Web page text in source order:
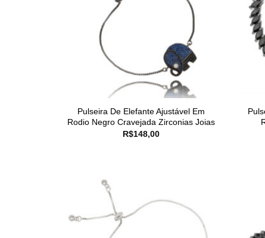
Pulseira De Elefante Ajustável Em
Rodio Negro Cravejada Zirconias Joias
R$148,00